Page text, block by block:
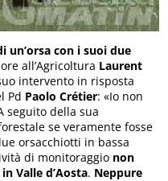
un’orsa con i suoi due
all’Agricoltura Laurent
intervento in risposta
Pd Paolo Crétier: «Io non
seguito della sua
se veramente fosse
orsacchiotti in bassa
di monitoraggio non
Valle d’Aosta. Neppure